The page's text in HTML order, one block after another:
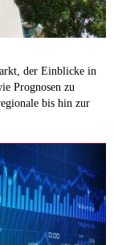
der Einblicke in
Prognosen zu
bis hin zur